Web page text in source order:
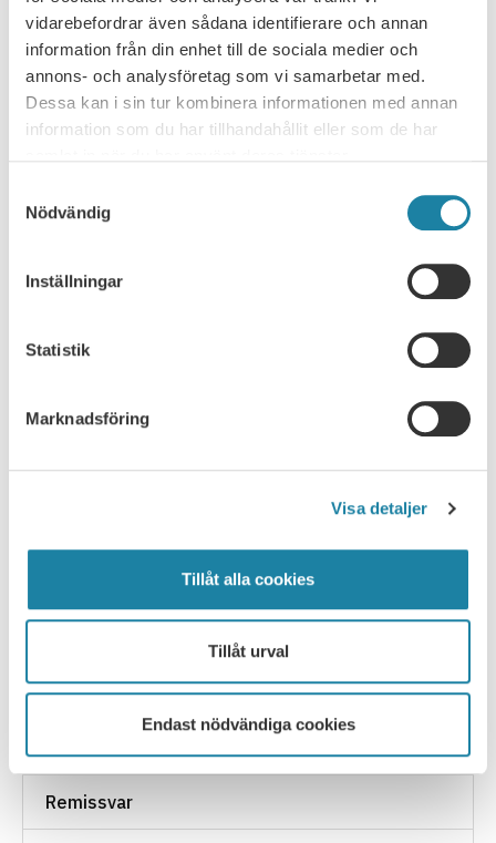
vidarebefordrar även sådana identifierare och annan
information från din enhet till de sociala medier och
annons- och analysföretag som vi samarbetar med.
Dessa kan i sin tur kombinera informationen med annan
information som du har tillhandahållit eller som de har
Nödvändig
Inställningar
Statistik
Marknadsföring
Visa detaljer
Tillåt alla cookies
Tillåt urval
Endast nödvändiga cookies
Sveriges universitetslärare och forskare, SULF.– Här…
SULF i medierna
Fullsatt seminarium om lärosätenas
organisationsform
akademiska friheten eller är det det en underordnad fråga? Det
var ämnet för…
Ledare i Universitetsläraren
Pressmeddelande
Remissvar